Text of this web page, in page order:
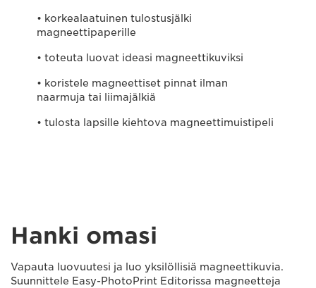
• korkealaatuinen tulostusjälki
magneettipaperille
• toteuta luovat ideasi magneettikuviksi
• koristele magneettiset pinnat ilman
naarmuja tai liimajälkiä
• tulosta lapsille kiehtova magneettimuistipeli
Hanki omasi
Vapauta luovuutesi ja luo yksilöllisiä magneettikuvia.
Suunnittele Easy-PhotoPrint Editorissa magneetteja